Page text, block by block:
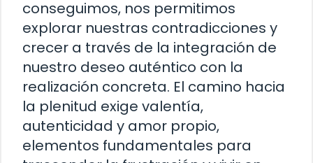
conseguimos, nos permitimos
explorar nuestras contradicciones y
crecer a través de la integración de
nuestro deseo auténtico con la
realización concreta. El camino hacia
la plenitud exige valentía,
autenticidad y amor propio,
elementos fundamentales para